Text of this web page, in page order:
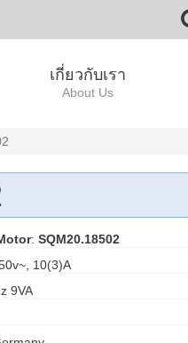
เกี่ยวกับเรา
About Us
: SQM20.18502
10(3)A
9VA